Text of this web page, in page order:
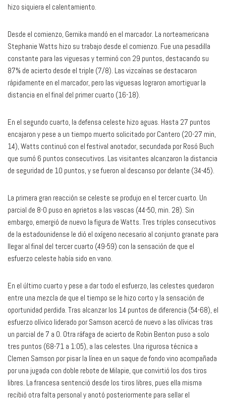
hizo siquiera el calentamiento.
Desde el comienzo, Gernika mandó en el marcador. La norteamericana
Stephanie Watts hizo su trabajo desde el comienzo. Fue una pesadilla
constante para las viguesas y terminó con 29 puntos, destacando su
87% de acierto desde el triple (7/8). Las vizcaínas se destacaron
rápidamente en el marcador, pero las viguesas lograron amortiguar la
distancia en el final del primer cuarto (16-18).
En el segundo cuarto, la defensa celeste hizo aguas. Hasta 27 puntos
encajaron y pese a un tiempo muerto solicitado por Cantero (20-27 min,
14), Watts continuó con el festival anotador, secundada por Rosó Buch
que sumó 6 puntos consecutivos. Las visitantes alcanzaron la distancia
de seguridad de 10 puntos, y se fueron al descanso por delante (34-45).
La primera gran reacción se celeste se produjo en el tercer cuarto. Un
parcial de 8-0 puso en aprietos a las vascas (44-50, min. 28). Sin
embargo, emergió de nuevo la figura de Watts. Tres triples consecutivos
de la estadounidense le dió el oxígeno necesario al conjunto granate para
llegar al final del tercer cuarto (49-59) con la sensación de que el
esfuerzo celeste había sido en vano.
En el último cuarto y pese a dar todo el esfuerzo, las celestes quedaron
entre una mezcla de que el tiempo se le hizo corto y la sensación de
oportunidad perdida. Tras alcanzar los 14 puntos de diferencia (54-68), el
esfuerzo olívico liderado por Samson acercó de nuevo a las olívicas tras
un parcial de 7 a 0. Otra ráfaga de acierto de Robin Benton puso a solo
tres puntos (68-71 a 1:05), a las celestes. Una rigurosa técnica a
Clemen Samson por pisar la línea en un saque de fondo vino acompañada
por una jugada con doble rebote de Milapie, que convirtió los dos tiros
libres. La francesa sentenció desde los tiros libres, pues ella misma
recibió otra falta personal y anotó posteriormente para sellar el